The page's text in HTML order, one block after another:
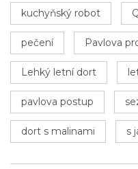
kuchyňský robot
pečení Pavlova
Lehký letní dort
pavlova postup
dort s malinami s